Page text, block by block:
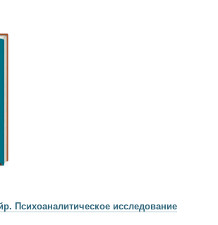
Психоаналитическое исследование